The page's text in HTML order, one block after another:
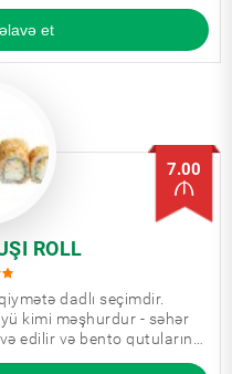
et
ROLL
7.00
dadlı seçimdir.
kimi məşhurdur - səhər
edilir və bento qutularına